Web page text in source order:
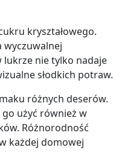
kryształowego.
wyczuwalnej
lukrze nie tylko nadaje
słodkich potraw.
różnych deserów.
użyć również w
Różnorodność
każdej domowej